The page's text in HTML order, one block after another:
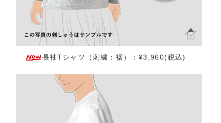
長袖Tシャツ（刺繍：裾）：¥3,960(税込)